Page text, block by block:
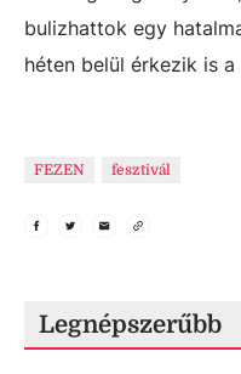
bulizhattok egy
héten belül érkezik is
FEZEN fesztivál
Legnépszerűbb